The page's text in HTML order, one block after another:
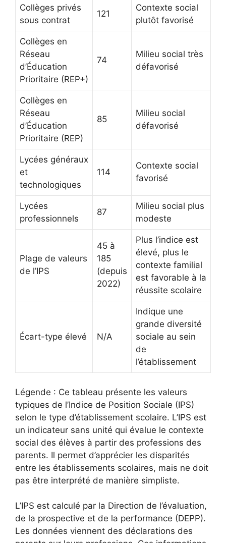
Collèges privés
sous contrat
121
Contexte social
plutôt favorisé
Collèges en
Réseau
d’Éducation
Prioritaire (REP+)
74
Milieu social très
défavorisé
Collèges en
Réseau
d’Éducation
Prioritaire (REP)
85
Milieu social
défavorisé
Lycées généraux
et
technologiques
114
Contexte social
favorisé
Lycées
professionnels
87
Milieu social plus
modeste
Plage de valeurs
de l’IPS
45 à
185
(depuis
2022)
Plus l’indice est
élevé, plus le
contexte familial
est favorable à la
réussite scolaire
Écart-type élevé N/A
Indique une
grande diversité
sociale au sein
de
l’établissement
Légende : Ce tableau présente les valeurs
typiques de l’Indice de Position Sociale (IPS)
selon le type d’établissement scolaire. L’IPS est
un indicateur sans unité qui évalue le contexte
social des élèves à partir des professions des
parents. Il permet d’apprécier les disparités
entre les établissements scolaires, mais ne doit
pas être interprété de manière simpliste.
L’IPS est calculé par la Direction de l’évaluation,
de la prospective et de la performance (DEPP).
Les données viennent des déclarations des